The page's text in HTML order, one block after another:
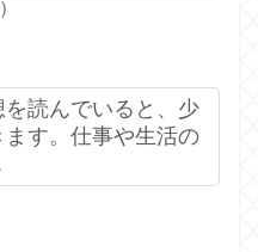
読んでいると、少
す。仕事や生活の